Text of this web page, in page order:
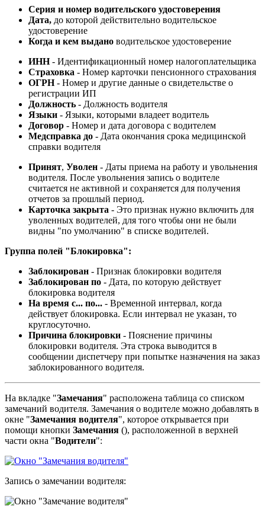
Серия и номер водительского удостоверения
Дата, до которой действительно водительское
удостоверение
Когда и кем выдано водительское удостоверение
ИНН- Идентификационный номер налогоплательщика
Страховка - Номер карточки пенсионного страхования
ОГРН- Номер и другие данные о свидетельстве о
регистрации ИП
Должность - Должность водителя
Языки - Языки, которыми владеет водитель
Договор - Номер и дата договора с водителем
Медсправка до - Дата окончания срока медицинской
справки водителя
Принят, Уволен - Даты приема на работу и увольнения
водителя. После увольнения запись о водителе
считается не активной и сохраняется для получения
отчетов за прошлый период.
Карточка закрыта - Это признак нужно включить для
уволенных водителей, для того чтобы они не были
видны "по умолчанию" в списке водителей.
Группа полей "Блокировка":
Заблокирован - Признак блокировки водителя
Заблокирован по - Дата, по которую действует
блокировка водителя
На время с... по... - Временной интервал, когда
действует блокировка. Если интервал не указан, то
круглосуточно.
Причина блокировки - Пояснение причины
блокировки водителя. Эта строка выводится в
сообщении диспетчеру при попытке назначения на заказ
заблокированного водителя.
На вкладке "Замечания" расположена таблица со списком
замечаний водителя. Замечания о водителе можно добавлять в
окне "Замечания водителя", которое открывается при
помощи кнопки Замечания (), расположенной в верхней
части окна "Водители":
Запись о замечании водителя: